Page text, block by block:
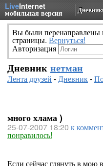
LiveInternet
мобильная версия
Вы были
страницы. Вернуться!
Авторизация
Дневник нетман
Лента друзей -Дневник-
много хлама )
25-07-2007 18:20 к
понравилось!
Если сейчас глянуть в мою